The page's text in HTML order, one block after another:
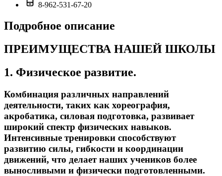
8-962-531-67-20
Подробное описание
ПРЕИМУЩЕСТВА НАШЕЙ ШКОЛЫ
1. Физическое развитие.
Комбинация различных направлений
деятельности, таких как хореография,
акробатика, силовая подготовка, развивает
широкий спектр физических навыков.
Интенсивные тренировки способствуют
развитию силы, гибкости и координации
движений, что делает наших учеников более
выносливыми и физически подготовленными.